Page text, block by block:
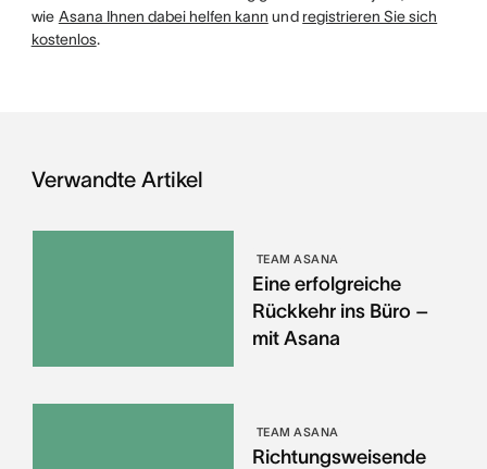
wie Asana Ihnen dabei helfen kann und registrieren Sie sich
kostenlos.
Verwandte Artikel
TEAM ASANA
Eine erfolgreiche
Rückkehr ins Büro –
mit Asana
TEAM ASANA
Richtungsweisende